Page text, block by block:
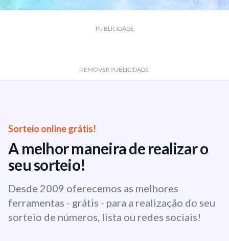
PUBLICIDADE
REMOVER PUBLICIDADE
Sorteio online grátis!
A melhor maneira de realizar o
seu sorteio!
Desde 2009 oferecemos as melhores
ferramentas - grátis - para a realização do seu
sorteio de números, lista ou redes sociais!